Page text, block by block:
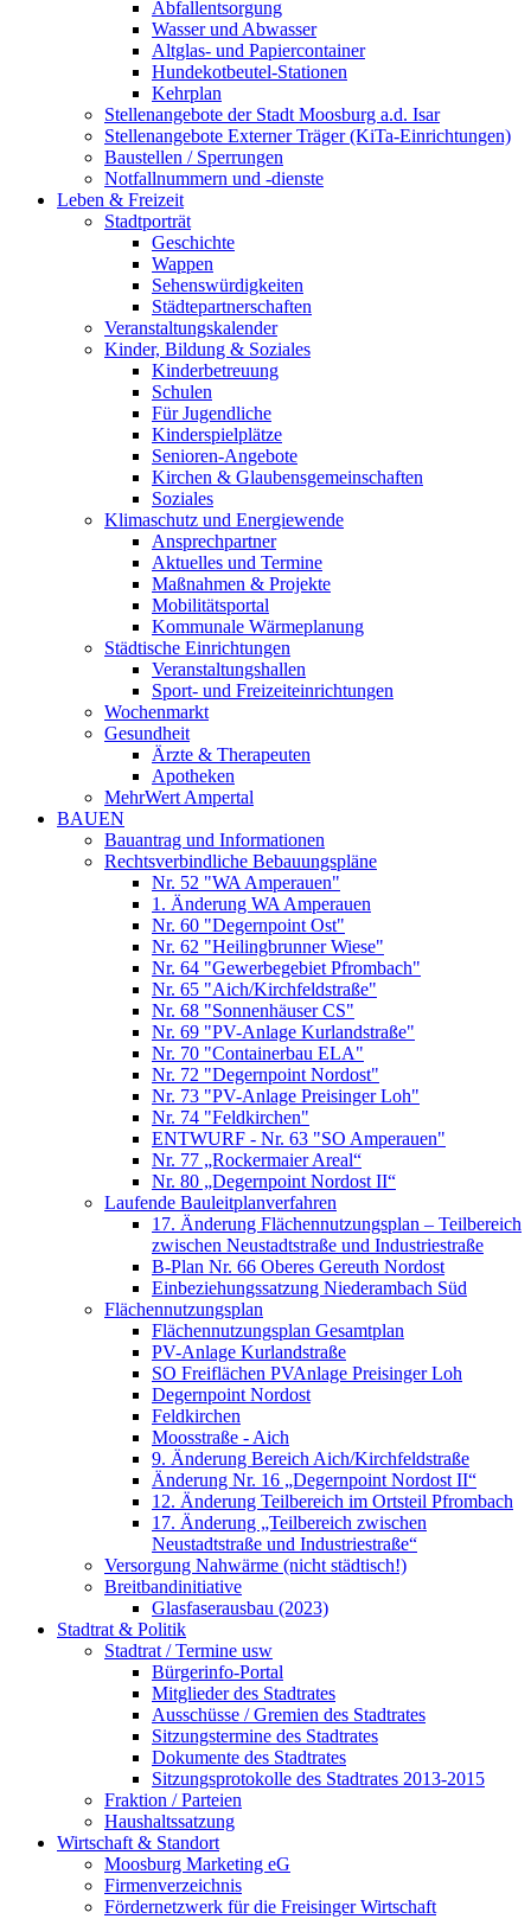
Abfallentsorgung
Wasser und Abwasser
Altglas- und Papiercontainer
Hundekotbeutel-Stationen
Kehrplan
Stellenangebote der Stadt Moosburg a.d. Isar
Stellenangebote Externer Träger (KiTa-Einrichtungen)
Baustellen / Sperrungen
Notfallnummern und -dienste
Leben & Freizeit
Stadtporträt
Geschichte
Wappen
Sehenswürdigkeiten
Städtepartnerschaften
Veranstaltungskalender
Kinder, Bildung & Soziales
Kinderbetreuung
Schulen
Für Jugendliche
Kinderspielplätze
Senioren-Angebote
Kirchen & Glaubensgemeinschaften
Soziales
Klimaschutz und Energiewende
Ansprechpartner
Aktuelles und Termine
Maßnahmen & Projekte
Mobilitätsportal
Kommunale Wärmeplanung
Städtische Einrichtungen
Veranstaltungshallen
Sport- und Freizeiteinrichtungen
Wochenmarkt
Gesundheit
Ärzte & Therapeuten
Apotheken
MehrWert Ampertal
BAUEN
Bauantrag und Informationen
Rechtsverbindliche Bebauungspläne
Nr. 52 "WA Amperauen"
1. Änderung WA Amperauen
Nr. 60 "Degernpoint Ost"
Nr. 62 "Heilingbrunner Wiese"
Nr. 64 "Gewerbegebiet Pfrombach"
Nr. 65 "Aich/Kirchfeldstraße"
Nr. 68 "Sonnenhäuser CS"
Nr. 69 "PV-Anlage Kurlandstraße"
Nr. 70 "Containerbau ELA"
Nr. 72 "Degernpoint Nordost"
Nr. 73 "PV-Anlage Preisinger Loh"
Nr. 74 "Feldkirchen"
ENTWURF - Nr. 63 "SO Amperauen"
Nr. 77 „Rockermaier Areal“
Nr. 80 „Degernpoint Nordost II“
Laufende Bauleitplanverfahren
17. Änderung Flächennutzungsplan – Teilbereich
zwischen Neustadtstraße und Industriestraße
B-Plan Nr. 66 Oberes Gereuth Nordost
Einbeziehungssatzung Niederambach Süd
Flächennutzungsplan
Flächennutzungsplan Gesamtplan
PV-Anlage Kurlandstraße
SO Freiflächen PV­Anlage Preisinger Loh
Degernpoint Nordost
Feldkirchen
Moosstraße - Aich
9. Änderung Bereich Aich/Kirchfeldstraße
Änderung Nr. 16 „Degernpoint Nordost II“
12. Änderung Teilbereich im Ortsteil Pfrombach
17. Änderung „Teilbereich zwischen
Neustadtstraße und Industriestraße“
Versorgung Nahwärme (nicht städtisch!)
Breitbandinitiative
Glasfaserausbau (2023)
Stadtrat & Politik
Stadtrat / Termine usw
Bürgerinfo-Portal
Mitglieder des Stadtrates
Ausschüsse / Gremien des Stadtrates
Sitzungstermine des Stadtrates
Dokumente des Stadtrates
Sitzungsprotokolle des Stadtrates 2013-2015
Fraktion / Parteien
Haushaltssatzung
Wirtschaft & Standort
Moosburg Marketing eG
Firmenverzeichnis
Fördernetzwerk für die Freisinger Wirtschaft